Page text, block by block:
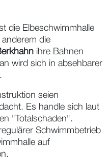
die Elbeschwimmhalle
die
ihre Bahnen
wird sich in absehbarer
seien
Es handle sich laut
"Totalschaden".
Schwimmbetrieb
auf